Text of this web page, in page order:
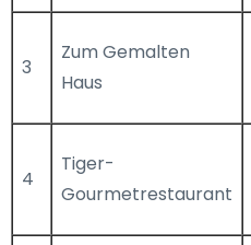
3
Zum Gemalten
Haus
4
Tiger-
Gourmetrestaurant